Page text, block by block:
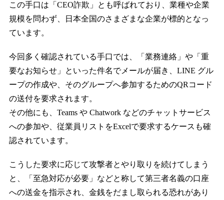
この手口は「CEO詐欺」とも呼ばれており、業種や企業
規模を問わず、日本全国のさまざまな企業が標的となっ
ています。
今回多く確認されている手口では、「業務連絡」や「重
要なお知らせ」といった件名でメールが届き、LINE グル
ープの作成や、そのグループへ参加するためのQRコード
の送付を要求されます。
その他にも、Teams や Chatwork などのチャットサービス
への参加や、従業員リストをExcelで要求するケースも確
認されています。
こうした要求に応じて攻撃者とやり取りを続けてしまう
と、「至急対応が必要」などと称して第三者名義の口座
への送金を指示され、金銭をだまし取られる恐れがあり